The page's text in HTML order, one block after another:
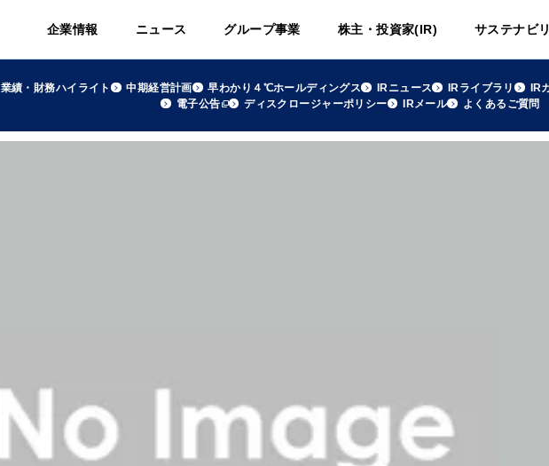
企業情報 ニュース グループ事業 株主・投資家(IR) サステナビ
業績・財務ハイライト 中期経営計画 早わかり４℃ホールディングス IRニュース IRライブラリ IR
電子公告
ディスクロージャーポリシー IRメール
よくあるご質問